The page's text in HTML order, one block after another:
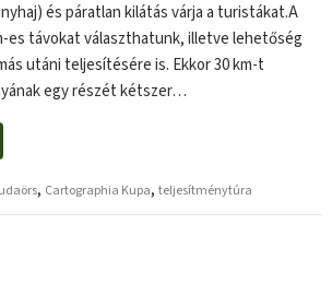
és páratlan kilátás várja a turistákat.A
es távokat választhatunk, illetve lehetőség
utáni teljesítésére is. Ekkor 30 km-t
egy részét kétszer…
, Cartographia Kupa,teljesítménytúra